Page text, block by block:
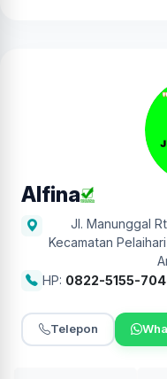
Alfina
Jl. Manunggal
Kecamatan
HP: 0822-5155-
Telepon